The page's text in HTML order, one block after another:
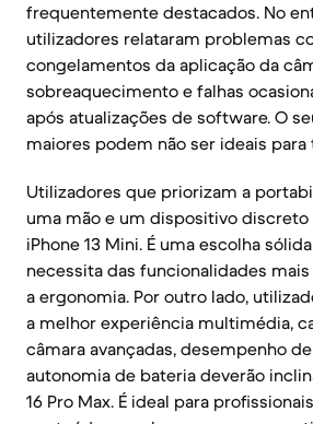
frequentemente destacados. No
utilizadores relataram problemas
congelamentos da aplicação da
sobreaquecimento e falhas
após atualizações de software. O
maiores podem não ser ideais para
Utilizadores que priorizam a
uma mão e um dispositivo
iPhone 13 Mini. É uma escolha
necessita das funcionalidades
a ergonomia. Por outro lado,
a melhor experiência multimédia,
câmara avançadas, desempenho
autonomia de bateria deverão
16 Pro Max. É ideal para